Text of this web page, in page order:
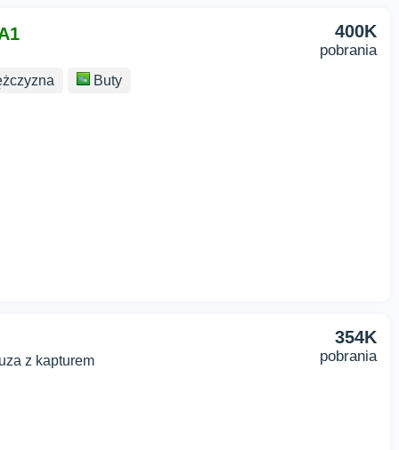
Buty
400K
pobrania
z kapturem
354K
pobrania